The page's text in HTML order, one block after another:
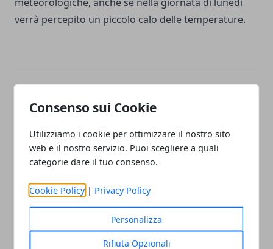
Consenso sui Cookie
Utilizziamo i cookie per ottimizzare il nostro sito
web e il nostro servizio. Puoi scegliere a quali
categorie dare il tuo consenso.
Cookie Policy | Privacy Policy
Personalizza
Rifiuta Opzionali
verrà percepito un piccolo calo delle temperature.
Articolo Precedente
Saperne di più sulla
chirurgia del glaucoma in
Emilia Romagna
connessione in fibra ottica